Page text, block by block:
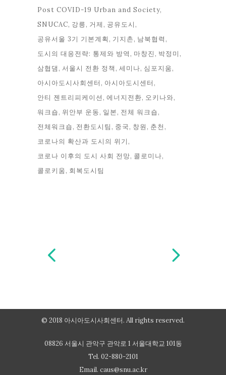
Post COVID-19 Urban and Society
SNUCAC 강릉 거제
공유도시
공유서울 3기 기본계획
기지촌 남북협력
도시의 대응전략: 통제와 방역
마창진
박정미
삼협댐
서울시 전환 정책 세미나 심포지움
아시아도시사회센터
아시아도시센터
안티 젠트리피케이션 에너지전환 오키나와
워크숍 위안부 운동 일본 전체 워크숍
전체워크숍 전환도시팀 중국 창원
춘천
코로나의 확산과 도시의 위기
코로나 이후의 도시 사회 전망 콜로미나
콜로키움 회복도시팀
© 2018 아시아도시사회센터. All rights reserved.
08826 서울시 관악구 관악로 1 서울대학교 101동
Tel. 02-880-2101
Email. caus@snu.ac.kr